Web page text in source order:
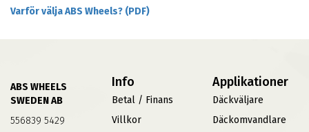
Varför välja ABS Wheels? (PDF)
ABS WHEELS
SWEDEN AB
556839 5429
Info
Betal / Finans
Villkor
Applikationer
Däckväljare
Däckomvandlare